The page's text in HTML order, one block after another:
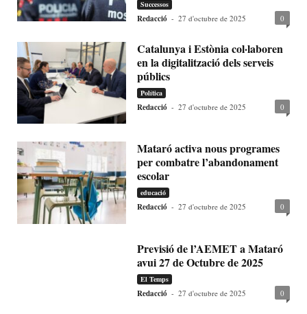
Successos
Redacció - 27 d'octubre de 2025 0
Catalunya i Estònia col·laboren
en la digitalització dels serveis
públics
Política
Redacció - 27 d'octubre de 2025 0
Mataró activa nous programes
per combatre l’abandonament
escolar
educació
Redacció - 27 d'octubre de 2025 0
Previsió de l’AEMET a Mataró
avui 27 de Octubre de 2025
El Temps
Redacció - 27 d'octubre de 2025 0